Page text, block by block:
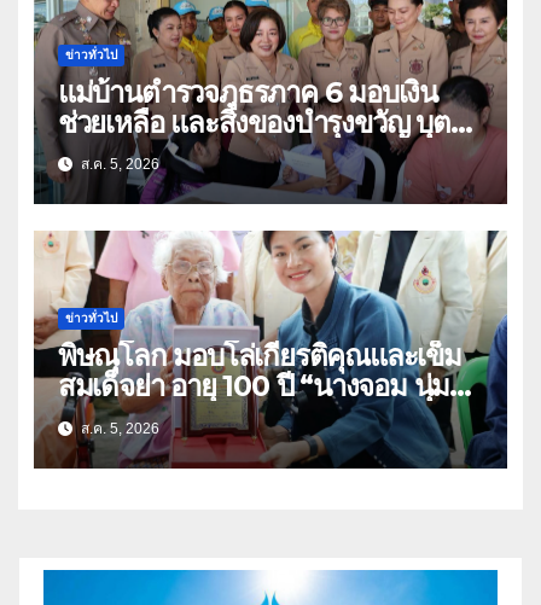
ข่าวทั่วไป
แม่บ้านตำรวจภูธรภาค 6 มอบเงิน
ช่วยเหลือ และสิ่งของบำรุงขวัญ บุตร-
ธิดา ข้าราชการตำรวจจังหวัด
อุทัยธานี
ส.ค. 5, 2026
ข่าวทั่วไป
พิษณุโลก มอบโล่เกียรติคุณและเข็ม
สมเด็จย่า อายุ 100 ปี “นางจอม นุ่ม
เนตร” ตำบลบ้านกร่าง อำเภอเมือง
ส.ค. 5, 2026